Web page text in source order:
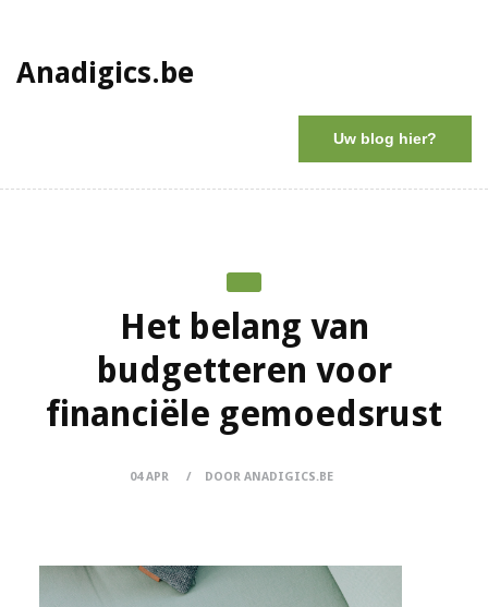
Anadigics.be
Uw blog hier?
Het belang van
budgetteren voor
financiële gemoedsrust
04 APR DOOR ANADIGICS.BE